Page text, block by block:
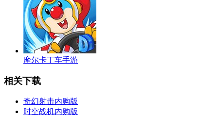
摩尔卡丁车手游
相关下载
奇幻射击内购版
时空战机内购版